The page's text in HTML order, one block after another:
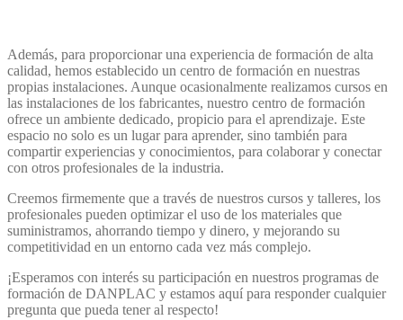
Además, para proporcionar una experiencia de formación de alta
calidad, hemos establecido un centro de formación en nuestras
propias instalaciones. Aunque ocasionalmente realizamos cursos en
las instalaciones de los fabricantes, nuestro centro de formación
ofrece un ambiente dedicado, propicio para el aprendizaje. Este
espacio no solo es un lugar para aprender, sino también para
compartir experiencias y conocimientos, para colaborar y conectar
con otros profesionales de la industria.
Creemos firmemente que a través de nuestros cursos y talleres, los
profesionales pueden optimizar el uso de los materiales que
suministramos, ahorrando tiempo y dinero, y mejorando su
competitividad en un entorno cada vez más complejo.
¡Esperamos con interés su participación en nuestros programas de
formación de DANPLAC y estamos aquí para responder cualquier
pregunta que pueda tener al respecto!